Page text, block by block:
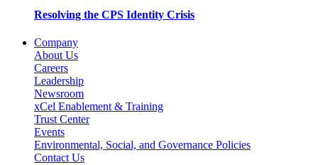
Resolving the CPS Identity Crisis
Company
About Us
Careers
Leadership
Newsroom
xCel Enablement & Training
Trust Center
Events
Environmental, Social, and Governance Policies
Contact Us